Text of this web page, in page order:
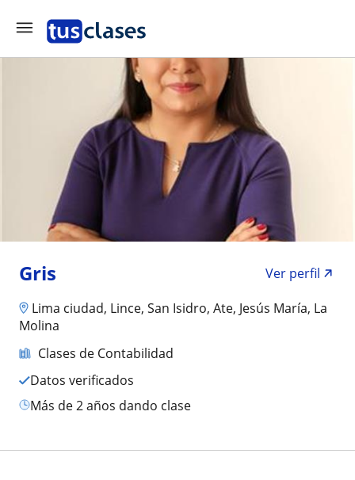
Gris
Ver perfil
Lima ciudad, Lince, San Isidro, Ate, Jesús María, La
Molina
Clases de Contabilidad
Datos verificados
más de 2 años dando clase